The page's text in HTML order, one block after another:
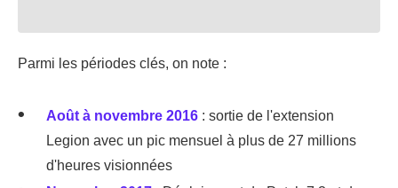
Parmi les périodes clés, on note :
Août à novembre 2016 : sortie de l'extension
Legion avec un pic mensuel à plus de 27 millions
d'heures visionnées